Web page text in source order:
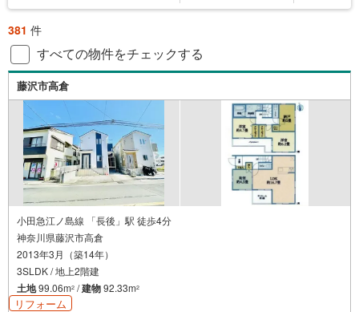
381 件
すべての物件をチェックする
藤沢市高倉
小田急江ノ島線 「長後」駅 徒歩4分
神奈川県藤沢市高倉
2013年3月（築14年）
3SLDK / 地上2階建
土地99.06m2 /建物92.33m2
リフォーム